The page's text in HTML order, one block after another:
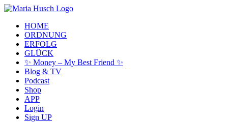
Skip
main
content
Menu
HOME
ORDNUNG
ERFOLG
GLÜCK
✨ Money – My Best Friend ✨
Blog & TV
Podcast
Shop
APP
Login
Sign UP